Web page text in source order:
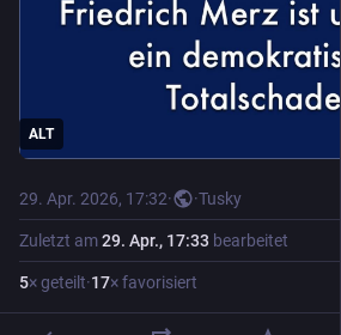
ALT
29. Apr. 2026, 17:32· ·Tusky
Zuletzt am29. Apr., 17:33 bearbeitet
5× geteilt·17× favorisiert